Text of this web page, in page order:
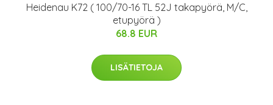
Heidenau K72 ( 100/70-16 TL 52J takapyörä, M/C,
etupyörä )
68.8 EUR
LISÄTIETOJA